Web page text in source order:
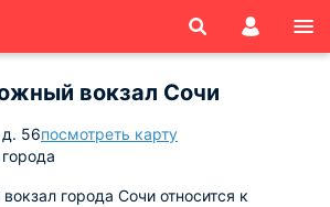
вокзал Сочи
д. 56посмотреть карту
города Сочи относится к